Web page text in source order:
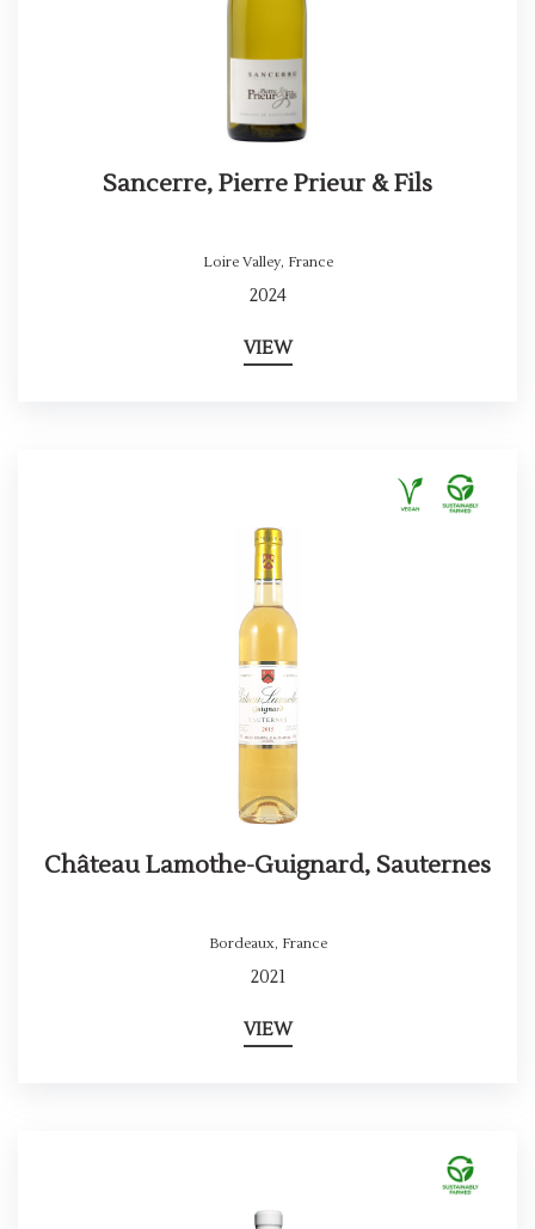
Sancerre, Pierre Prieur & Fils
Loire Valley, France
2024
VIEW
Château Lamothe-Guignard, Sauternes
Bordeaux, France
2021
VIEW